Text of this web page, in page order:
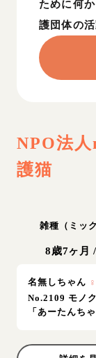
ために何
護団体の
NPO法
護猫
雑種（ミッ
8歳7ヶ月 /
名無しちゃん ♀
No.2109 モノ
「あーたんちゃ